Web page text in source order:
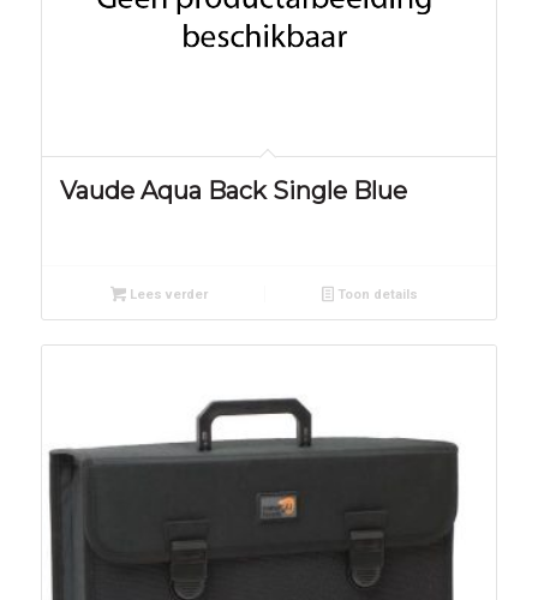
Vaude Aqua Back Single Blue
Lees verder Toon details